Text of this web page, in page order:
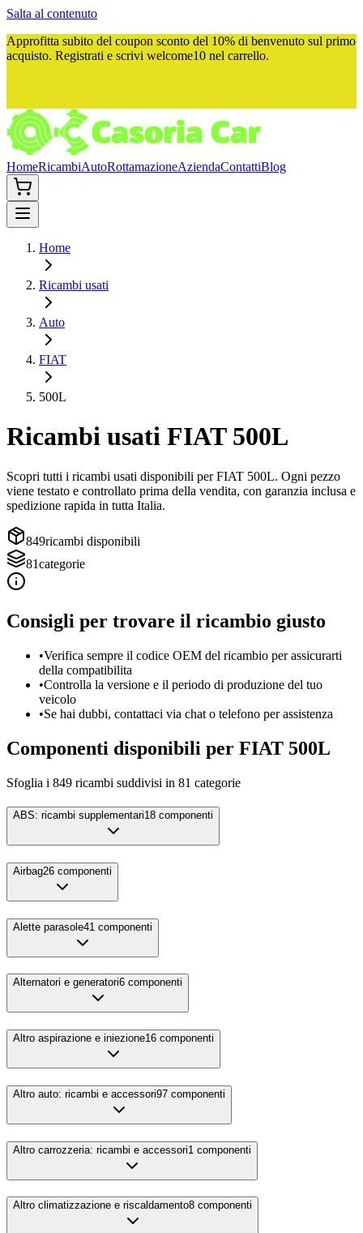
Salta al contenuto
Approfitta subito del coupon sconto del 10% di benvenuto sul primo
acquisto. Registrati e scrivi welcome10 nel carrello.
HomeRicambiAutoRottamazioneAziendaContattiBlog
Home
Ricambi usati
Auto
FIAT
500L
Ricambi usati FIAT 500L
Scopri tutti i ricambi usati disponibili perFIAT 500L. Ogni pezzo
viene testato e controllato prima della vendita, con garanzia inclusa e
spedizione rapida in tutta Italia.
849ricambi disponibili
81categorie
Consigli per trovare il ricambio giusto
•Verifica sempre il codice OEM del ricambio per assicurarti
della compatibilita
•Controlla la versione e il periodo di produzione del tuo
veicolo
•Se hai dubbi, contattaci via chat o telefono per assistenza
Componenti disponibili per FIAT 500L
Sfoglia i 849 ricambi suddivisi in 81 categorie
ABS: ricambi supplementari18 componenti
Airbag26 componenti
Alette parasole41 componenti
Alternatori e generatori6 componenti
Altro aspirazione e iniezione16 componenti
Altro auto: ricambi e accessori97 componenti
Altro carrozzeria: ricambi e accessori1 componenti
Altro climatizzazione e riscaldamento8 componenti